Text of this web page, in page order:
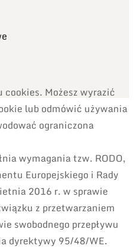
Możesz wyrazić
lub odmówić używania
ograniczona
wymagania tzw. RODO,
Europejskiego i Rady
2016 r. w sprawie
z przetwarzaniem
swobodnego przepływu
dyrektywy 95/48/WE.